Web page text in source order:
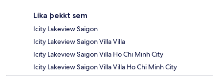
Líka þekkt sem
Icity Lakeview Saigon
Icity Lakeview Saigon Villa Villa
Icity Lakeview Saigon Villa Ho Chi Minh City
Icity Lakeview Saigon Villa Villa Ho Chi Minh City